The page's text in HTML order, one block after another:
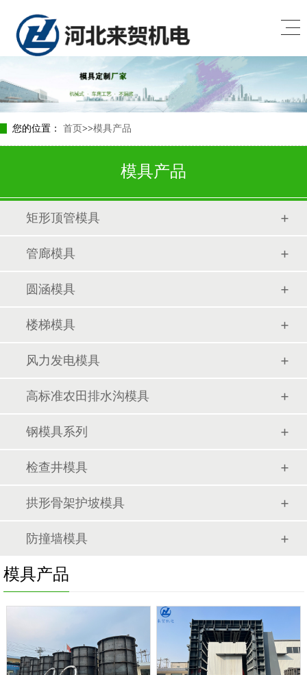
您的位置： 首页 >>模具产品
模具产品
矩形顶管模具
管廊模具
圆涵模具
楼梯模具
风力发电模具
高标准农田排水沟模具
钢模具系列
检查井模具
拱形骨架护坡模具
防撞墙模具
模具产品